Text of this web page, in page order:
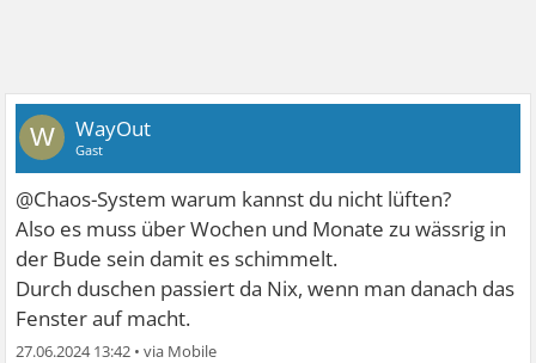
W WayOut
Gast
@Chaos-System warum kannst du nicht lüften?
Also es muss über Wochen und Monate zu wässrig in
der Bude sein damit es schimmelt.
Durch duschen passiert da Nix, wenn man danach das
Fenster auf macht.
27.06.2024 13:42 •